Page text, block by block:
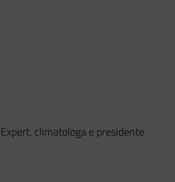
climatologa e presidente